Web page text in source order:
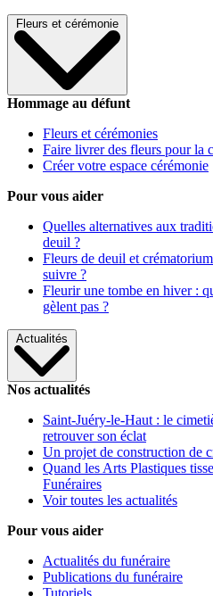
Fleurs et cérémonie
Hommage au défunt
Fleurs et cérémonies
Faire livrer des fleurs pour la
Créer votre espace cérémonie
Pour vous aider
Quelles alternatives aux
deuil ?
Fleurs de deuil et
suivre ?
Fleurir une tombe en hiver :
gèlent pas ?
Actualités
Nos actualités
Saint-Juéry-le-Haut : le
retrouver son éclat
Un projet de construction de
Quand les Arts Plastiques
Funéraires
Voir toutes les actualités
Pour vous aider
Actualités du funéraire
Publications du funéraire